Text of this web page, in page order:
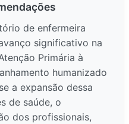
de enfermeira
significativo na
Primária à
humanizado
a expansão dessa
de saúde, o
dos profissionais,